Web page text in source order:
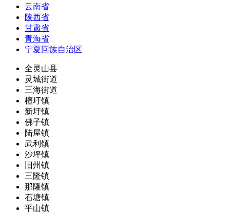
云南省
陕西省
甘肃省
青海省
宁夏回族自治区
全灵山县
灵城街道
三海街道
檀圩镇
新圩镇
佛子镇
陆屋镇
武利镇
沙坪镇
旧州镇
三隆镇
那隆镇
石塘镇
平山镇